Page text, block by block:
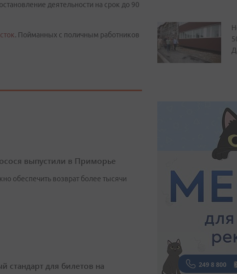
деятельности на срок до 90
. Пойманных с поличным работников
выпустили в Приморье
обеспечить возврат более тысячи
стандарт для билетов на